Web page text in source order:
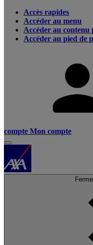
Accès rapides
Accéder au menu
Accéder au
Accéder au pied de
compte Mon compte